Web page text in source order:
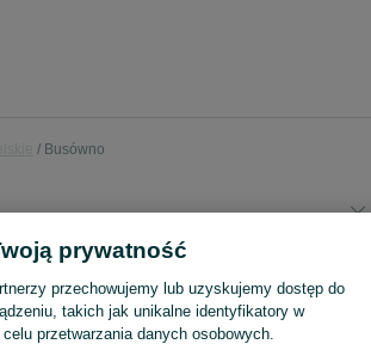
Busówno
wyszukiwania
prywatność
przechowujemy lub uzyskujemy dostęp do
takich jak unikalne identyfikatory w
przetwarzania danych osobowych.